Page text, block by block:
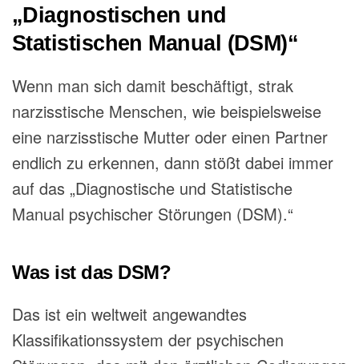
„Diagnostischen und
Statistischen Manual (DSM)“
Wenn man sich damit beschäftigt, strak
narzisstische Menschen, wie beispielsweise
eine narzisstische Mutter oder einen Partner
endlich zu erkennen, dann stößt dabei immer
auf das „Diagnostische und Statistische
Manual psychischer Störungen (DSM).“
Was ist das DSM?
Das ist ein weltweit angewandtes
Klassifikationssystem der psychischen